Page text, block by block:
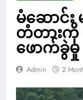
မံဆောင်း
တံတားကို
ဖောက်ခွဲမှု
Admin 2